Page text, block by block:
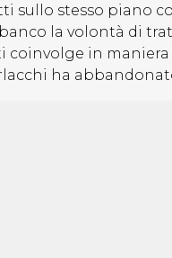
sullo stesso piano
la volontà di
coinvolge in maniera
ha